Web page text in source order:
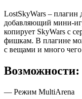
LostSkyWars – плагин
добавляющий мини-
копирует SkyWars с
фишкам. В плагине
с вещами и много
Возможности:
— Режим MultiArena